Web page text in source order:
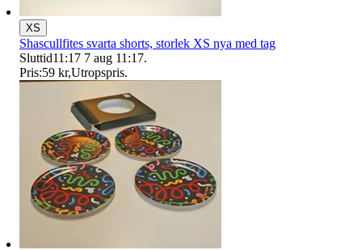
XS
Shascullfites svarta shorts, storlek XS nya med tag
Sluttid11:17 7 aug 11:17.
Pris:59 kr,Utropspris.